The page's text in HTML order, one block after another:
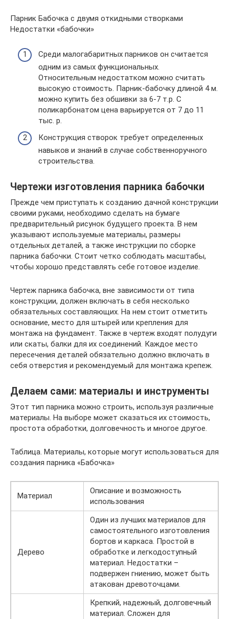
Парник Бабочка с двумя откидными створками
Недостатки «бабочки»
Среди малогабаритных парников он считается
одним из самых функциональных.
Относительным недостатком можно считать
высокую стоимость. Парник-бабочку длиной 4 м.
можно купить без обшивки за 6-7 т.р. С
поликарбонатом цена варьируется от 7 до 11
тыс. р.
Конструкция створок требует определенных
навыков и знаний в случае собственноручного
строительства.
Чертежи изготовления парника бабочки
Прежде чем приступать к созданию дачной конструкции
своими руками, необходимо сделать на бумаге
предварительный рисунок будущего проекта. В нем
указывают используемые материалы, размеры
отдельных деталей, а также инструкции по сборке
парника бабочки. Стоит четко соблюдать масштабы,
чтобы хорошо представлять себе готовое изделие.
Чертеж парника бабочка, вне зависимости от типа
конструкции, должен включать в себя несколько
обязательных составляющих. На нем стоит отметить
основание, место для штырей или крепления для
монтажа на фундамент. Также в чертеж входят полудуги
или скаты, балки для их соединений. Каждое место
пересечения деталей обязательно должно включать в
себя отверстия и рекомендуемый для монтажа крепеж.
Делаем сами: материалы и инструменты
Этот тип парника можно строить, используя различные
материалы. На выборе может сказаться их стоимость,
простота обработки, долговечность и многое другое.
Таблица. Материалы, которые могут использоваться для
создания парника «Бабочка»
Материал
Описание и возможность
использования
Дерево
Один из лучших материалов для
самостоятельного изготовления
бортов и каркаса. Простой в
обработке и легкодоступный
материал. Недостатки –
подвержен гниению, может быть
атакован древоточцами.
Крепкий, надежный, долговечный
материал. Сложен для